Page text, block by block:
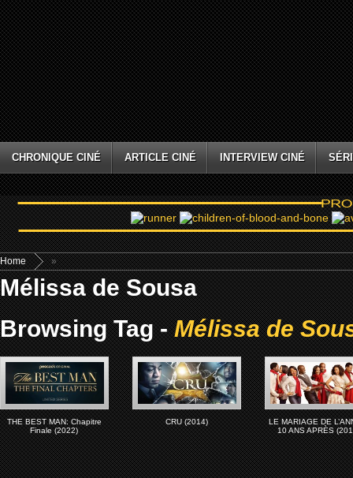
CHRONIQUE CINÉ ARTICLE CINÉ INTERVIEW CINÉ
Home »
Mélissa de Sousa
Browsing Tag -Mélissa de
THE BEST MAN: Chapitre
Finale (2022)
CRU (2014)
LE MARIAGE DE
10 ANS APRÈS